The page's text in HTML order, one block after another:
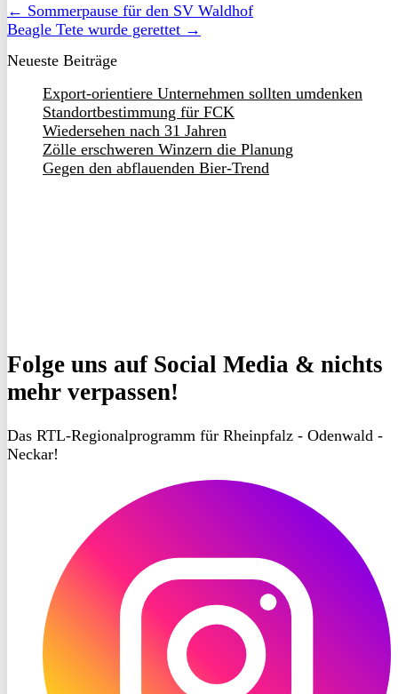
← Sommerpause für den SV Waldhof
Beagle Tete wurde gerettet →
Neueste Beiträge
Export-orientiere Unternehmen sollten umdenken
Standortbestimmung für FCK
Wiedersehen nach 31 Jahren
Zölle erschweren Winzern die Planung
Gegen den abflauenden Bier-Trend
Folge uns auf Social Media & nichts
mehr verpassen!
Das RTL-Regionalprogramm für Rheinpfalz - Odenwald -
Neckar!
Instagram